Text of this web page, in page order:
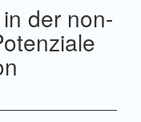
der non-